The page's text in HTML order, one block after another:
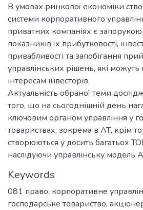
В умовах ринкової економіки
системи корпоративного
приватних компаніях є
показників їх прибутковості,
привабливості та запобігання
управлінських рішень, які
інтересам інвесторів.
Актуальність обраної теми
того, що на сьогоднішній день
ключовим органом управління у
товариствах, зокрема в АТ, крім
створюються у досить багатьох
наслідуючи управлінську модель
Keywords
081 право, корпоративне
господарське товариство,